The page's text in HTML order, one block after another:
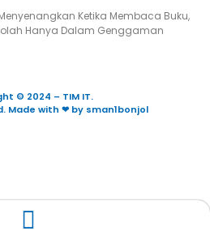
Ketika Membaca Buku,
Hanya Dalam Genggaman
© 2024 – TIM IT.
Made with ❤ by sman1bonjol